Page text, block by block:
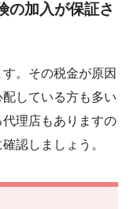
の加入が保証さ
。その税金が原因
している方も多い
理店もありますの
認しましょう。